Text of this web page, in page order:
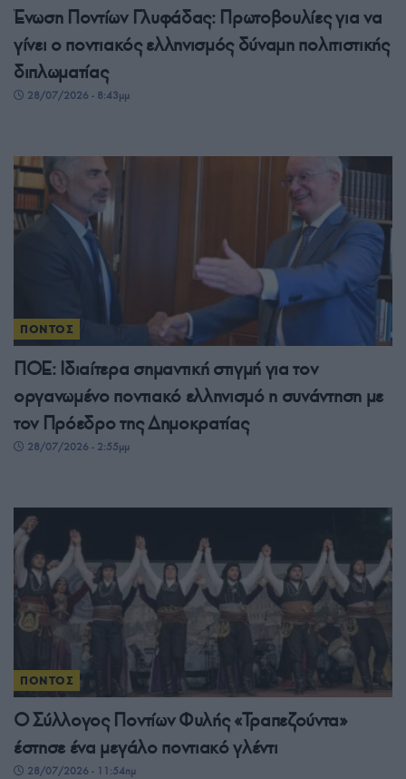
Ένωση Ποντίων Γλυφάδας: Πρωτοβουλίες για να
γίνει ο ποντιακός ελληνισμός δύναμη πολιτιστικής
διπλωματίας
28/07/2026 - 8:43μμ
ΠΟΝΤΟΣ
ΠΟΕ: Ιδιαίτερα σημαντική στιγμή για τον
οργανωμένο ποντιακό ελληνισμό η συνάντηση με
τον Πρόεδρο της Δημοκρατίας
28/07/2026 - 2:55μμ
ΠΟΝΤΟΣ
Ο Σύλλογος Ποντίων Φυλής «Τραπεζούντα»
έστησε ένα μεγάλο ποντιακό γλέντι
28/07/2026 - 11:54πμ